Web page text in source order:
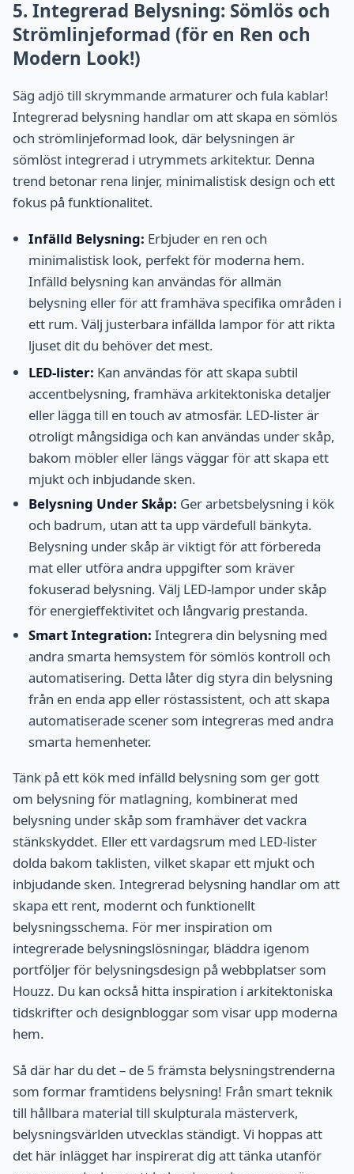
5. Integrerad Belysning: Sömlös och
Strömlinjeformad (för en Ren och
Modern Look!)
Säg adjö till skrymmande armaturer och fula kablar!
Integrerad belysning handlar om att skapa en sömlös
och strömlinjeformad look, där belysningen är
sömlöst integrerad i utrymmets arkitektur. Denna
trend betonar rena linjer, minimalistisk design och ett
fokus på funktionalitet.
Infälld Belysning: Erbjuder en ren och
minimalistisk look, perfekt för moderna hem.
Infälld belysning kan användas för allmän
belysning eller för att framhäva specifika områden i
ett rum. Välj justerbara infällda lampor för att rikta
ljuset dit du behöver det mest.
LED-lister: Kan användas för att skapa subtil
accentbelysning, framhäva arkitektoniska detaljer
eller lägga till en touch av atmosfär. LED-lister är
otroligt mångsidiga och kan användas under skåp,
bakom möbler eller längs väggar för att skapa ett
mjukt och inbjudande sken.
Belysning Under Skåp: Ger arbetsbelysning i kök
och badrum, utan att ta upp värdefull bänkyta.
Belysning under skåp är viktigt för att förbereda
mat eller utföra andra uppgifter som kräver
fokuserad belysning. Välj LED-lampor under skåp
för energieffektivitet och långvarig prestanda.
Smart Integration: Integrera din belysning med
andra smarta hemsystem för sömlös kontroll och
automatisering. Detta låter dig styra din belysning
från en enda app eller röstassistent, och att skapa
automatiserade scener som integreras med andra
smarta hemenheter.
Tänk på ett kök med infälld belysning som ger gott
om belysning för matlagning, kombinerat med
belysning under skåp som framhäver det vackra
stänkskyddet. Eller ett vardagsrum med LED-lister
dolda bakom taklisten, vilket skapar ett mjukt och
inbjudande sken. Integrerad belysning handlar om att
skapa ett rent, modernt och funktionellt
belysningsschema. För mer inspiration om
integrerade belysningslösningar, bläddra igenom
portföljer för belysningsdesign på webbplatser som
Houzz. Du kan också hitta inspiration i arkitektoniska
tidskrifter och designbloggar som visar upp moderna
hem.
Så där har du det – de 5 främsta belysningstrenderna
som formar framtidens belysning! Från smart teknik
till hållbara material till skulpturala mästerverk,
belysningsvärlden utvecklas ständigt. Vi hoppas att
det här inlägget har inspirerat dig att tänka utanför